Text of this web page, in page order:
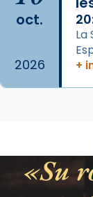
que les
Mataró en
Foto
View on
oct.
2026
La
+
Su